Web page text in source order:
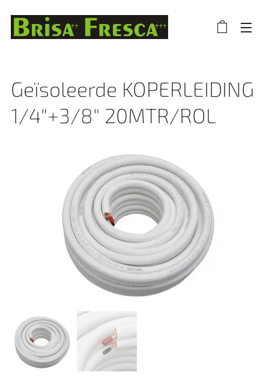
Geïsoleerde KOPERLEIDING
1/4"+3/8" 20MTR/ROL